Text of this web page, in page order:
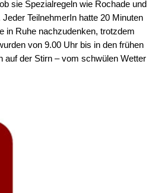
sie Spezialregeln wie Rochade und
TeilnehmerIn hatte 20 Minuten
in Ruhe nachzudenken, trotzdem
von 9.00 Uhr bis in den frühen
auf der Stirn – vom schwülen Wetter